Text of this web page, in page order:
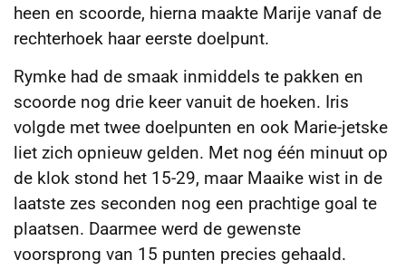
heen en scoorde, hierna maakte Marije vanaf de
rechterhoek haar eerste doelpunt.
Rymke had de smaak inmiddels te pakken en
scoorde nog drie keer vanuit de hoeken. Iris
volgde met twee doelpunten en ook Marie-jetske
liet zich opnieuw gelden. Met nog één minuut op
de klok stond het 15-29, maar Maaike wist in de
laatste zes seconden nog een prachtige goal te
plaatsen. Daarmee werd de gewenste
voorsprong van 15 punten precies gehaald.